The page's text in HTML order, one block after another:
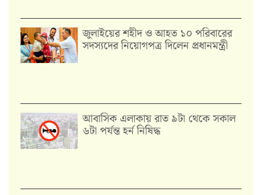
জুলাইয়ের শহীদ ও আহত ১০ পরিবারের
সদস্যদের নিয়োগপত্র দিলেন প্রধানমন্ত্রী
আবাসিক এলাকায় রাত ৯টা থেকে সকাল
৬টা পর্যন্ত হর্ন নিষিদ্ধ